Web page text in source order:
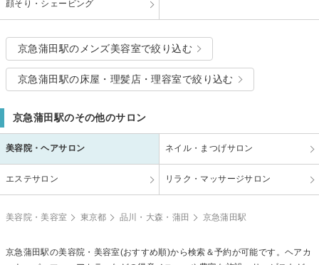
顔そり・シェービング
京急蒲田駅のメンズ美容室で絞り込む
京急蒲田駅の床屋・理髪店・理容室で絞り込む
京急蒲田駅のその他のサロン
美容院・ヘアサロン ネイル・まつげサロン
エステサロン リラク・マッサージサロン
美容院・美容室 東京都 品川・大森・蒲田 京急蒲田駅
京急蒲田駅の美容院・美容室(おすすめ順)から検索＆予約が可能です。ヘアカ